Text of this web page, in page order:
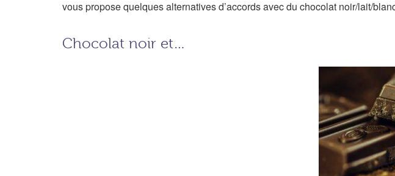
vous propose quelques alternatives d’accords avec du chocolat noir/lait/
Chocolat noir et…